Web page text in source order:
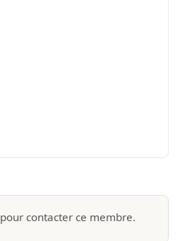
pour contacter ce membre.